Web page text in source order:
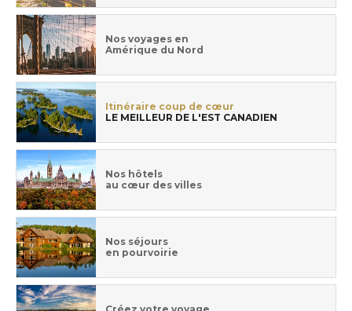
Nos voyages en
Amérique du Nord
Itinéraire coup de cœur
LE MEILLEUR DE L'EST CANADIEN
Nos hôtels
au cœur des villes
Nos séjours
en pourvoirie